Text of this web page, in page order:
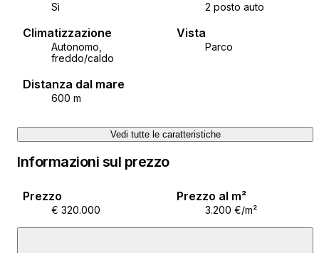
Sì 2 posto auto
Climatizzazione
Autonomo,
freddo/caldo
Vista
Parco
Distanza dal mare
600 m
Vedi tutte le caratteristiche
Informazioni sul prezzo
Prezzo
€ 320.000
Prezzo al m²
3.200 €/m²